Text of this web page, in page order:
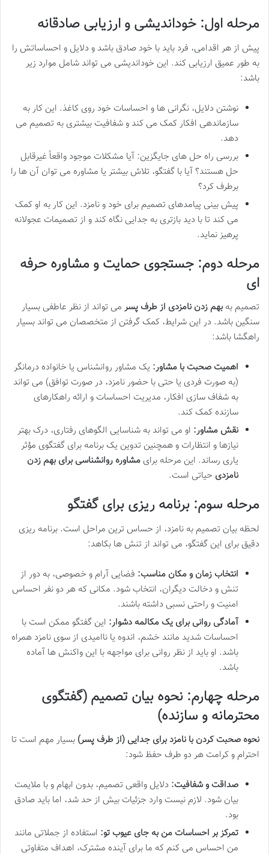
مرحله اول: خوداندیشی و ارزیابی صادقانه
پیش از هر اقدامی، فرد باید با خود صادق باشد و دلایل و احساساتش را
به طور عمیق ارزیابی کند. این خوداندیشی می تواند شامل موارد زیر
باشد:
نوشتن دلایل، نگرانی ها و احساسات خود روی کاغذ. این کار به
سازماندهی افکار کمک می کند و شفافیت بیشتری به تصمیم می
دهد.
بررسی راه حل های جایگزین: آیا مشکلات موجود واقعاً غیرقابل
حل هستند؟ آیا با گفتگو، تلاش بیشتر یا مشاوره می توان آن ها را
برطرف کرد؟
پیش بینی پیامدهای تصمیم برای خود و نامزد. این کار به او کمک
می کند تا با دید بازتری به جدایی نگاه کند و از تصمیمات عجولانه
پرهیز نماید.
مرحله دوم: جستجوی حمایت و مشاوره حرفه
ای
تصمیم به بهم زدن نامزدی از طرف پسر می تواند از نظر عاطفی بسیار
سنگین باشد. در این شرایط، کمک گرفتن از متخصصان می تواند بسیار
راهگشا باشد:
اهمیت صحبت با مشاور: یک مشاور روانشناس یا خانواده درمانگر
(به صورت فردی یا حتی با حضور نامزد، در صورت توافق) می تواند
به شفاف سازی افکار، مدیریت احساسات و ارائه راهکارهای
سازنده کمک کند.
نقش مشاور: او می تواند به شناسایی الگوهای رفتاری، درک بهتر
نیازها و انتظارات و همچنین تدوین یک برنامه برای گفتگوی مؤثر
یاری رساند. این مرحله برای مشاوره روانشناسی برای بهم زدن
نامزدی حیاتی است.
مرحله سوم: برنامه ریزی برای گفتگو
لحظه بیان تصمیم به نامزد، از حساس ترین مراحل است. برنامه ریزی
دقیق برای این گفتگو، می تواند از تنش ها بکاهد:
انتخاب زمان و مکان مناسب: فضایی آرام و خصوصی، به دور از
تنش و دخالت دیگران، انتخاب شود. مکانی که هر دو نفر احساس
امنیت و راحتی نسبی داشته باشند.
آمادگی روانی برای یک مکالمه دشوار: این گفتگو ممکن است با
احساسات شدید مانند خشم، اندوه یا ناامیدی از سوی نامزد همراه
باشد. او باید از نظر روانی برای مواجهه با این واکنش ها آماده
باشد.
مرحله چهارم: نحوه بیان تصمیم (گفتگوی
محترمانه و سازنده)
نحوه صحبت کردن با نامزد برای جدایی (از طرف پسر) بسیار مهم است تا
احترام و کرامت هر دو طرف حفظ شود:
صداقت و شفافیت: دلایل واقعی تصمیم، بدون ابهام و با ملایمت
بیان شود. لازم نیست وارد جزئیات بیش از حد شد، اما باید صادق
بود.
تمرکز بر احساسات من به جای عیوب تو: استفاده از جملاتی مانند
من احساس می کنم که ما برای آینده مشترک، اهداف متفاوتی